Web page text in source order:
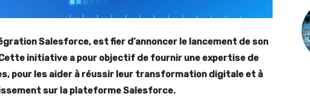
Salesforce, est fier d’annoncer le lancement de son
initiative a pour objectif de fournir une expertise de
pour les aider à réussir leur transformation digitale et à
sur la plateforme Salesforce.